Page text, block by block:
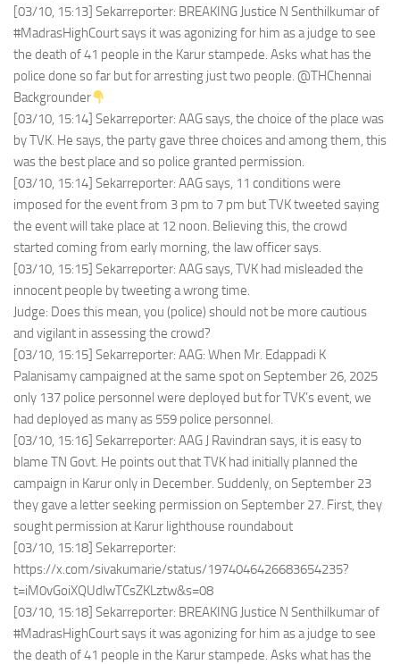
[03/10, 15:13] Sekarreporter: BREAKING Justice N Senthilkumar of
#MadrasHighCourt says it was agonizing for him as a judge to see
the death of 41 people in the Karur stampede. Asks what has the
police done so far but for arresting just two people. @THChennai
Backgrounder
[03/10, 15:14] Sekarreporter: AAG says, the choice of the place was
by TVK. He says, the party gave three choices and among them, this
was the best place and so police granted permission.
[03/10, 15:14] Sekarreporter: AAG says, 11 conditions were
imposed for the event from 3 pm to 7 pm but TVK tweeted saying
the event will take place at 12 noon. Believing this, the crowd
started coming from early morning, the law officer says.
[03/10, 15:15] Sekarreporter: AAG says, TVK had misleaded the
innocent people by tweeting a wrong time.
Judge: Does this mean, you (police) should not be more cautious
and vigilant in assessing the crowd?
[03/10, 15:15] Sekarreporter: AAG: When Mr. Edappadi K
Palanisamy campaigned at the same spot on September 26, 2025
only 137 police personnel were deployed but for TVK’s event, we
had deployed as many as 559 police personnel.
[03/10, 15:16] Sekarreporter: AAG J Ravindran says, it is easy to
blame TN Govt. He points out that TVK had initially planned the
campaign in Karur only in December. Suddenly, on September 23
they gave a letter seeking permission on September 27. First, they
sought permission at Karur lighthouse roundabout
[03/10, 15:18] Sekarreporter:
https://x.com/sivakumarie/status/1974046426683654235?
t=iM0vGoiXQUdlwTCsZKLztw&s=08
[03/10, 15:18] Sekarreporter: BREAKING Justice N Senthilkumar of
#MadrasHighCourt says it was agonizing for him as a judge to see
the death of 41 people in the Karur stampede. Asks what has the